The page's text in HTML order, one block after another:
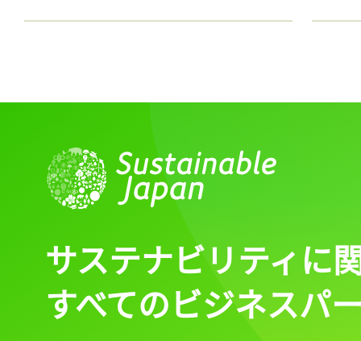
サステナビリティに
すべてのビジネスパ